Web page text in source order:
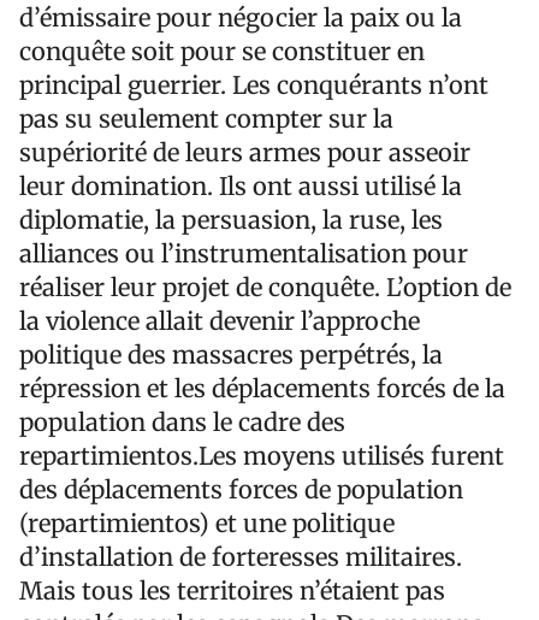
d’émissaire pour négocier la paix ou la
conquête soit pour se constituer en
principal guerrier. Les conquérants n’ont
pas su seulement compter sur la
supériorité de leurs armes pour asseoir
leur domination. Ils ont aussi utilisé la
diplomatie, la persuasion, la ruse, les
alliances ou l’instrumentalisation pour
réaliser leur projet de conquête. L’option de
la violence allait devenir l’approche
politique des massacres perpétrés, la
répression et les déplacements forcés de la
population dans le cadre des
repartimientos.Les moyens utilisés furent
des déplacements forces de population
(repartimientos) et une politique
d’installation de forteresses militaires.
Mais tous les territoires n’étaient pas